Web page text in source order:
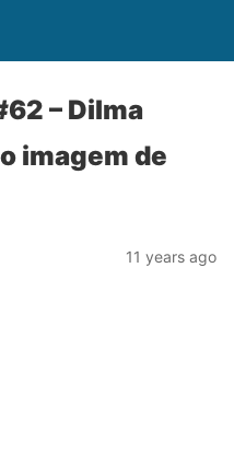
– Dilma
imagem de
11 years ago